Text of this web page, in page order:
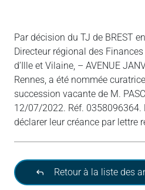
Par décision du TJ de BREST
Directeur régional des
d’Ille et Vilaine, – AVENUE
Rennes, a été nommée
succession vacante de M.
12/07/2022. Réf. 0358096364.
déclarer leur créance par lettre
Retour à la liste des